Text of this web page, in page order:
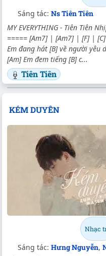
Sáng tác: Ns Tiên Tiên
MY EVERYTHING - Tiên Tiên
===== [Am7] | [Am7] | [F] |
Em đang hát [B] về người yêu
[Am] Em đem tiếng [B] c...
Tiên Tiên
KÉM DUYÊN
Nhạc
Sáng tác: Hưng Nguyễn,